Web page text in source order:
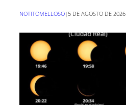
NOTITOMELLOSO| 5 DE AGOSTO DE 2026